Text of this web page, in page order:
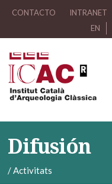
CONTACTO INTRANET
EN
Difusión
/Activitats